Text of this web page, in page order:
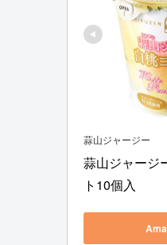
蒜山ジャージー
蒜山ジャージ
ト10個入